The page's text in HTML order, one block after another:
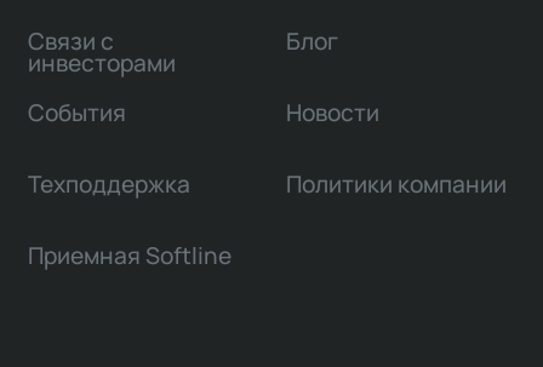
Связи с
инвесторами
Блог
События Новости
Техподдержка Политики компании
Приемная Softline